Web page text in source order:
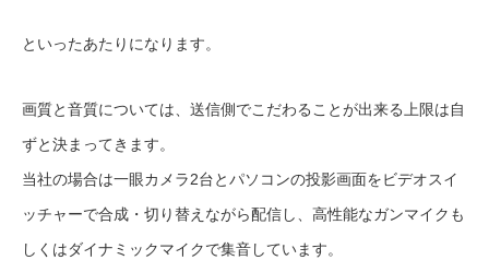
といったあたりになります。
画質と音質については、送信側でこだわることが出来る上限は自
ずと決まってきます。
当社の場合は一眼カメラ2台とパソコンの投影画面をビデオスイ
ッチャーで合成・切り替えながら配信し、高性能なガンマイクも
しくはダイナミックマイクで集音しています。